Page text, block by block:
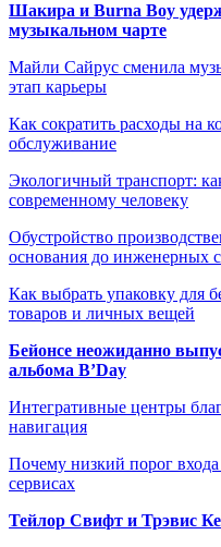
Шакира и Burna Boy
музыкальном чарте
Майли Сайрус сменила
этап карьеры
Как сократить расходы на
обслуживание
Экологичный транспорт:
современному человеку
Обустройство
основания до инженерных
Как выбрать упаковку для
товаров и личных вещей
Бейонсе неожиданно
альбома B’Day
Интегративные центры
навигация
Почему низкий порог
сервисах
Тейлор Свифт и Трэвис